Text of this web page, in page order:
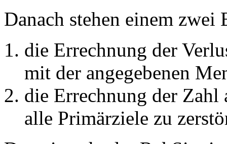
Danach stehen einem
die Errechnung der
mit der angegebenen
die Errechnung der Zahl
alle Primärziele zu